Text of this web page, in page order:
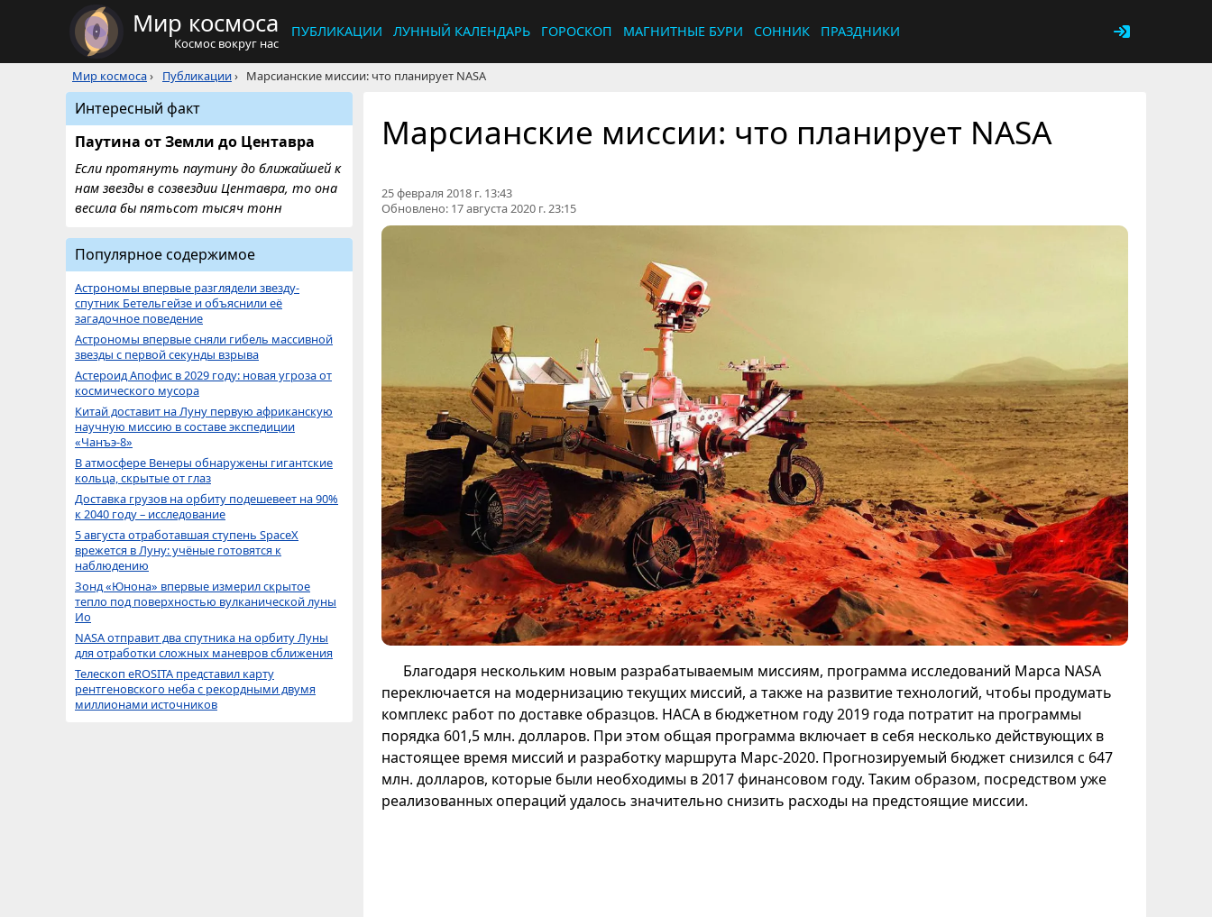
Мир космоса
Космос вокруг нас
ПУБЛИКАЦИИ ЛУННЫЙ КАЛЕНДАРЬ ГОРОСКОП МАГНИТНЫЕ БУРИ СОННИК ПРАЗДНИКИ
Мир космоса› Публикации› Марсианские миссии: что планирует NASA
Марсианские миссии: что планирует NASA
25 февраля 2018 г. 13:43
Обновлено: 17 августа 2020 г. 23:15
Благодаря нескольким новым разрабатываемым миссиям, программа исследований Марса NASA
переключается на модернизацию текущих миссий, а также на развитие технологий, чтобы продумать
комплекс работ по доставке образцов. НАСА в бюджетном году 2019 года потратит на программы
порядка 601,5 млн. долларов. При этом общая программа включает в себя несколько действующих в
настоящее время миссий и разработку маршрута Марс-2020. Прогнозируемый бюджет снизился с 647
млн. долларов, которые были необходимы в 2017 финансовом году. Таким образом, посредством уже
реализованных операций удалось значительно снизить расходы на предстоящие миссии.
Интересный факт
Паутина от Земли до Центавра
Если протянуть паутину до ближайшей к
нам звезды в созвездии Центавра, то она
весила бы пятьсот тысяч тонн
Популярное содержимое
Астрономы впервые разглядели звезду-
спутник Бетельгейзе и объяснили её
загадочное поведение
Астрономы впервые сняли гибель массивной
звезды с первой секунды взрыва
Астероид Апофис в 2029 году: новая угроза от
космического мусора
Китай доставит на Луну первую африканскую
научную миссию в составе экспедиции
«Чанъэ-8»
В атмосфере Венеры обнаружены гигантские
кольца, скрытые от глаз
Доставка грузов на орбиту подешевеет на 90%
к 2040 году – исследование
5 августа отработавшая ступень SpaceX
врежется в Луну: учёные готовятся к
наблюдению
Зонд «Юнона» впервые измерил скрытое
тепло под поверхностью вулканической луны
Ио
NASA отправит два спутника на орбиту Луны
для отработки сложных маневров сближения
Телескоп eROSITA представил карту
рентгеновского неба с рекордными двумя
миллионами источников